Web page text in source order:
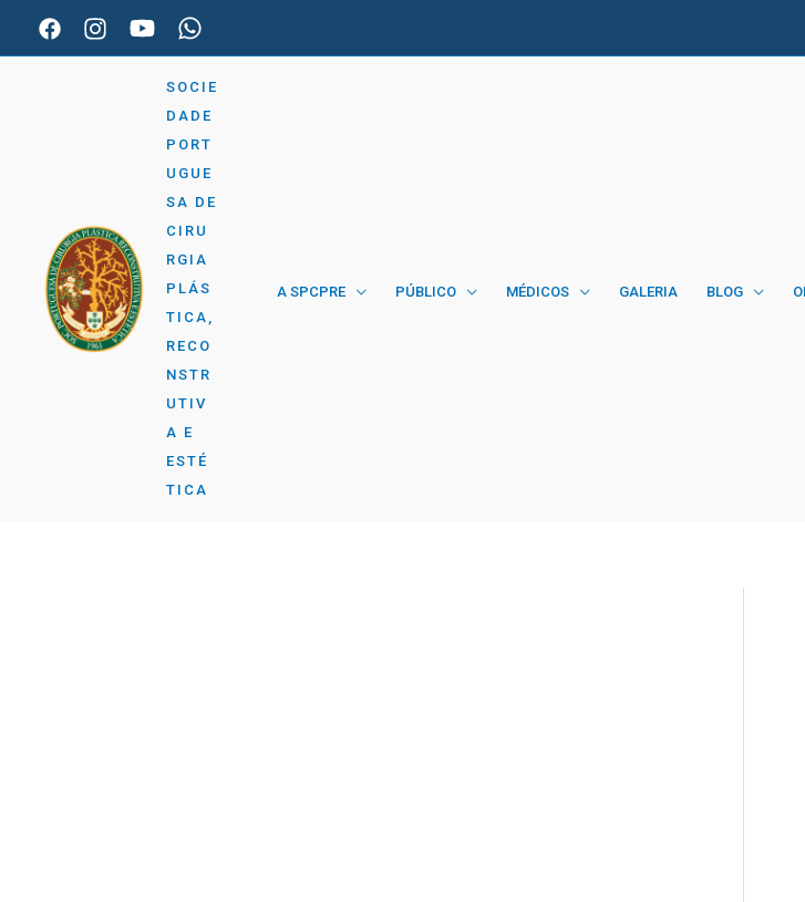
SOCIE
DADE
PORT
UGUE
SA DE
CIRU
RGIA
PLÁS
TICA,
RECO
NSTR
UTIV
A E
ESTÉ
TICA
A SPCPRE PÚBLICO MÉDICOS GALERIA BLOG